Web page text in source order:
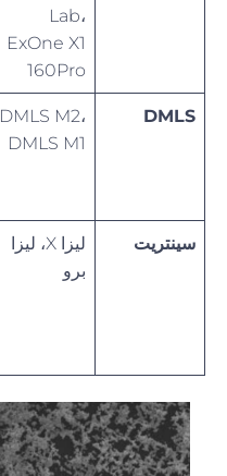
Lab،
ExOne X1
160Pro
DMLS
DMLS M2،
DMLS M1
سينتريت
ليزا X، ليزا
برو